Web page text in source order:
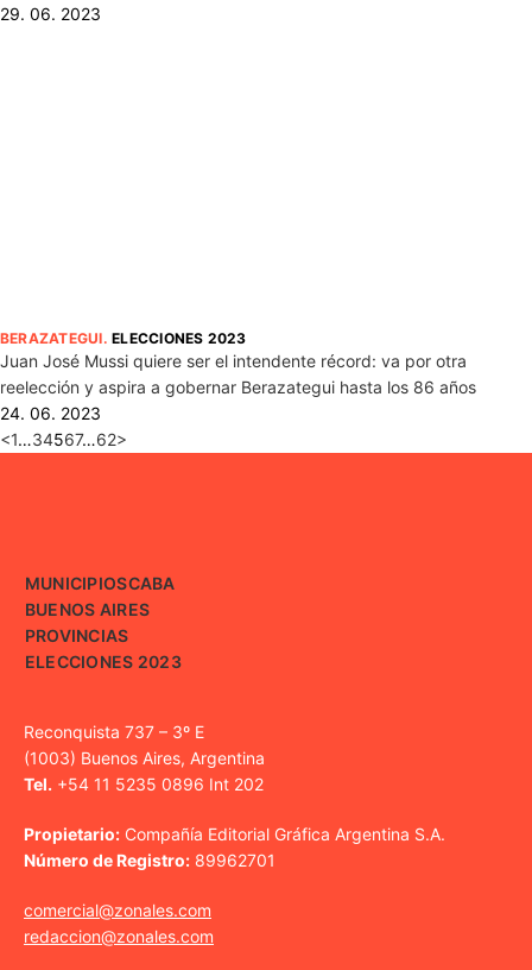
29. 06. 2023
BERAZATEGUI.ELECCIONES 2023
Juan José Mussi quiere ser el intendente récord: va por otra
reelección y aspira a gobernar Berazategui hasta los 86 años
24. 06. 2023
<1…34567…62>
MUNICIPIOSCABA
BUENOS AIRES
PROVINCIAS
ELECCIONES 2023
Reconquista 737 – 3º E
(1003) Buenos Aires, Argentina
Tel. +54 11 5235 0896 Int 202
Propietario: Compañía Editorial Gráfica Argentina S.A.
Número de Registro: 89962701
comercial@zonales.com
redaccion@zonales.com